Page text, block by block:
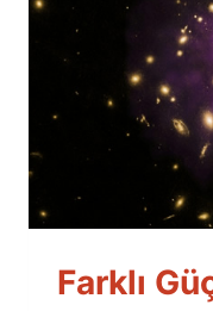
Farklı